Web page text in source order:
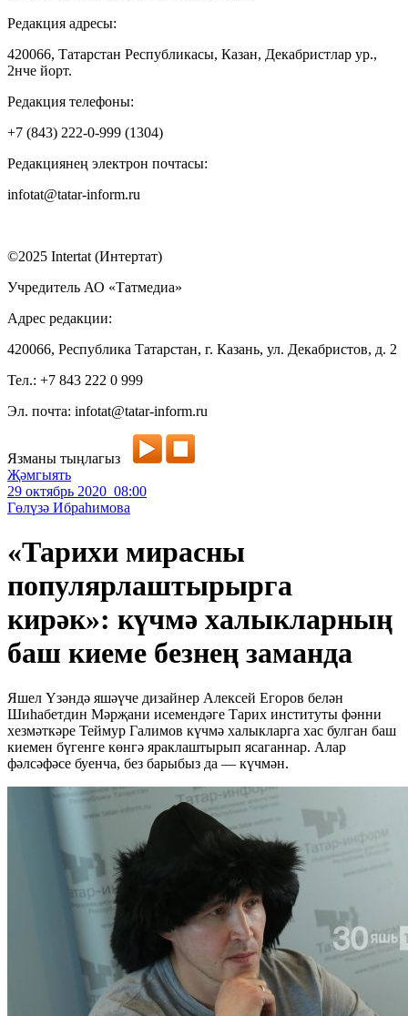
Редакция адресы:
420066, Татарстан Республикасы, Казан, Декабристлар ур.,
2нче йорт.
Редакция телефоны:
+7 (843) 222-0-999 (1304)
Редакциянең электрон почтасы:
infotat@tatar-inform.ru
©2025 Intertat (Интертат)
Учредитель АО «Татмедиа»
Адрес редакции:
420066, Республика Татарстан, г. Казань, ул. Декабристов, д. 2
Тел.: +7 843 222 0 999
Эл. почта: infotat@tatar-inform.ru
Язманы тыңлагыз
Җәмгыять
29 октябрь 2020 08:00
Гөлүзә Ибраһимова
«Тарихи мирасны
популярлаштырырга
кирәк»: күчмә халыкларның
баш киеме безнең заманда
Яшел Үзәндә яшәүче дизайнер Алексей Егоров белән
Шиһабетдин Мәрҗани исемендәге Тарих институты фәнни
хезмәткәре Теймур Галимов күчмә халыкларга хас булган баш
киемен бүгенге көнгә яраклаштырып ясаганнар. Алар
фәлсәфәсе буенча, без барыбыз да — күчмән.